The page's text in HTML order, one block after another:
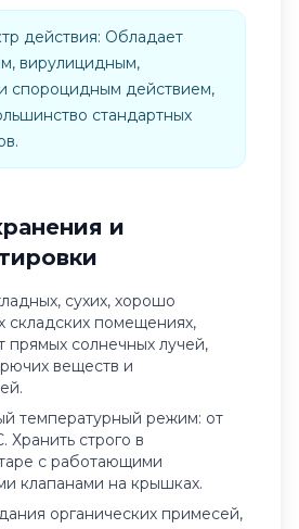
действия: Обладает
вирулицидным,
спороцидным действием,
стандартных
и
сухих, хорошо
складских помещениях,
прямых солнечных лучей,
веществ и
температурный режим: от
Хранить строго в
с работающими
клапанами на крышках.
органических примесей,